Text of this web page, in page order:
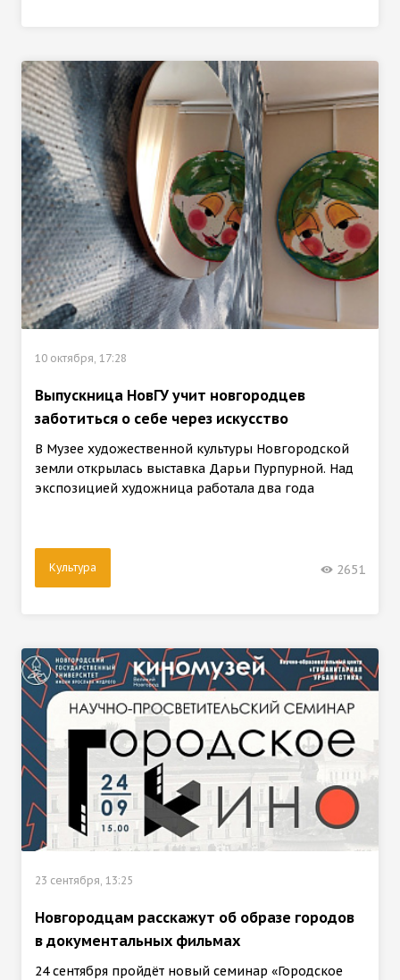
10 октября, 17:28
Выпускница НовГУ учит новгородцев
заботиться о себе через искусство
В Музее художественной культуры Новгородской
земли открылась выставка Дарьи Пурпурной. Над
экспозицией художница работала два года
Культура 2651
23 сентября, 13:25
Новгородцам расскажут об образе городов
в документальных фильмах
24 сентября пройдёт новый семинар «Городское